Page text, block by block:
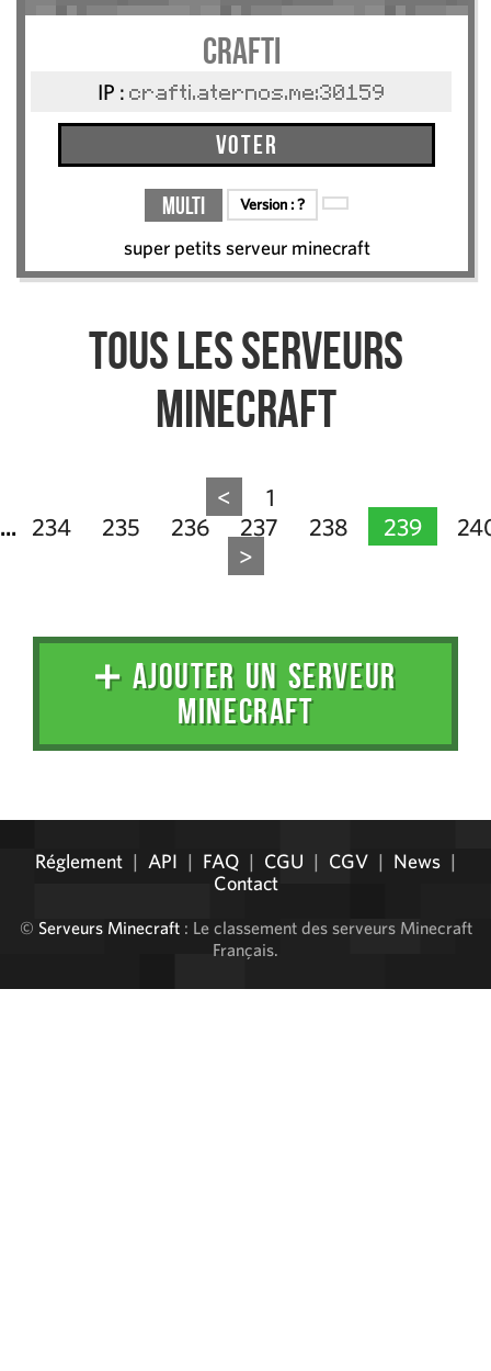
crafti
IP : crafti.aternos.me:30159
Voter
Multi Version :?
super petits serveur minecraft
Tous les serveurs
Minecraft
< 1
... 234 235 236 237 238 239
>
➕ AJOUTER UN SERVEUR
MINECRAFT
Réglement | API | FAQ | CGU | CGV | News |
Contact
© Serveurs Minecraft: Le classement des serveurs Minecraft
Français.